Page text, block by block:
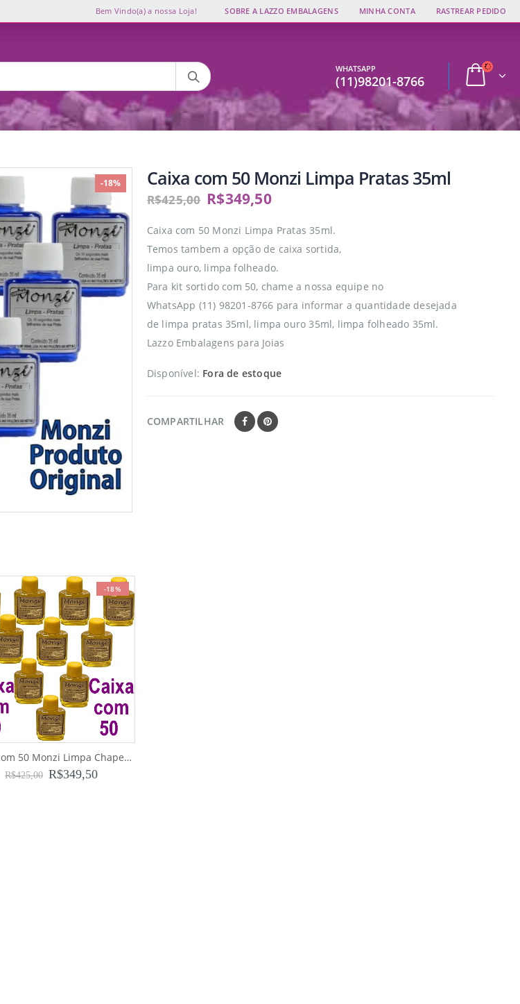
Bem Vindo(a) a nossa Loja! SOBRE A LAZZO EMBALAGENS MINHA CONTA RASTREAR PEDIDO
WHATSAPP
(11)98201-8766
-18% Caixa com 50 Monzi Limpa Pratas 35ml
R$425,00 R$349,50
Caixa com 50 Monzi Limpa Pratas 35ml.
Temos tambem a opção de caixa sortida,
limpa ouro, limpa folheado.
Para kit sortido com 50, chame a nossa equipe no
WhatsApp (11) 98201-8766 para informar a quantidade desejada
de limpa pratas 35ml, limpa ouro 35ml, limpa folheado 35ml.
Lazzo Embalagens para Joias
Disponível: Fora de estoque
COMPARTILHAR
-18%
Caixa com 50 Monzi Limpa Chapeados 35ml
R$425,00 R$349,50